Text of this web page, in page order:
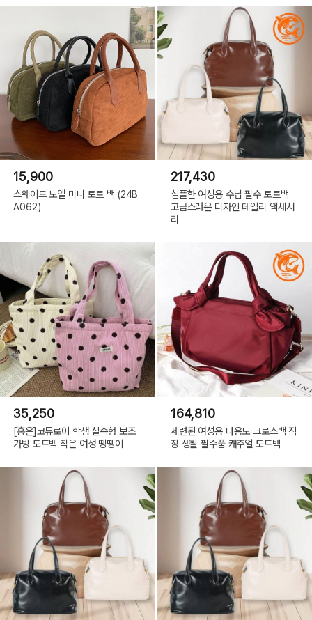
15,900
스웨이드 노엘 미니 토트 백 (24B
A062)
217,430
심플한 여성용 수납 필수 토트백
고급스러운 디자인 데일리 액세서
리
35,250
[홍은]코듀로이 학생 실속형 보조
가방 토트백 작은 여성 땡땡이
164,810
세련된 여성용 다용도 크로스백 직
장 생활 필수품 캐주얼 토트백